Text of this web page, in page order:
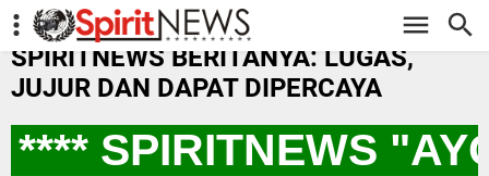
-->
SPIRITNEWS BERITANYA: LUGAS,
JUJUR DAN DAPAT DIPERCAYA
SPIRITNEWS "AYO